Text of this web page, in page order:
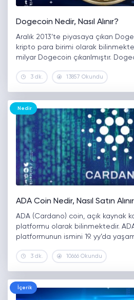
Dogecoin Nedir, Nasıl Alınır?
Aralık 2013’te piyasaya çıkan
kripto para birimi olarak
milyar Dogecoin çıkarılmıştır.
biridir. Sembolü D ve Ɖ olarak
3 dk. 13857 Okundu
Nedir
ADA Coin Nedir, Nasıl Satın
ADA (Cardano) coin, açık kaynak
platformu olarak bilinmektedir.
platformunun ismini 19. yy’da
almıştır. ADA coin, 19. yy’da
3 dk. 10666 Okundu
İçerik